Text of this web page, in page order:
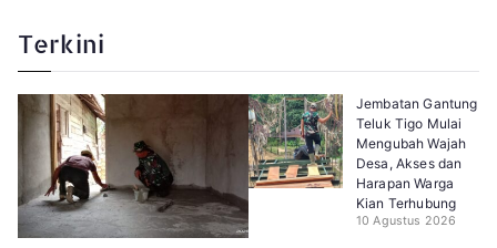
Terkini
Jembatan Gantung
Teluk Tigo Mulai
Mengubah Wajah
Desa, Akses dan
Harapan Warga
Kian Terhubung
10 Agustus 2026